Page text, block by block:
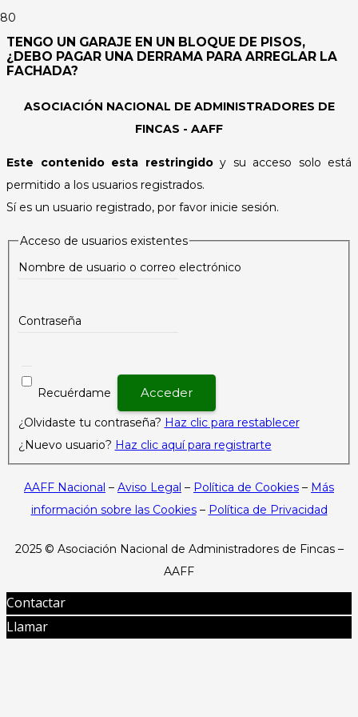
TENGO UN GARAJE EN UN BLOQUE DE PISOS,
¿DEBO PAGAR UNA DERRAMA PARA ARREGLAR LA
FACHADA?
ASOCIACIÓN NACIONAL DE ADMINISTRADORES DE
FINCAS - AAFF
Este contenido esta restringidoy su acceso solo está
permitido a los usuarios registrados.
Sí es un usuario registrado, por favor inicie sesión.
Acceso de usuarios existentes
Nombre de usuario o correo electrónico
Contraseña
Recuérdame
¿Olvidaste tu contraseña? Haz clic para restablecer
¿Nuevo usuario? Haz clic aquí para registrarte
AAFF Nacional – Aviso Legal – Política de Cookies – Más
información sobre las Cookies– Política de Privacidad
2025 © Asociación Nacional de Administradores de Fincas –
AAFF
Contactar
Llamar